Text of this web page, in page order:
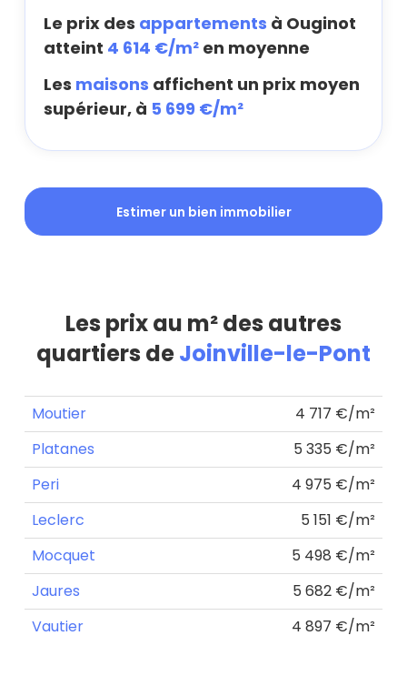
Le prix des appartements à Ouginot
atteint 4 614 €/m² en moyenne
Les maisons affichent un prix moyen
supérieur, à 5 699 €/m²
Estimer un bien immobilier
Les prix au m² des autres
quartiers deJoinville-le-Pont
Moutier
4 717 €/m²
Platanes
5 335 €/m²
Peri
4 975 €/m²
Leclerc
5 151 €/m²
Mocquet
5 498 €/m²
Jaures
5 682 €/m²
Vautier
4 897 €/m²